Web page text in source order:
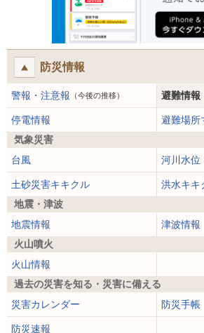
防災情報
警報・注意報 （今後の推移） 避難情報
停電情報
避難場所
気象災害
台風
河川水位
土砂災害キキクル
洪水キキ
地震・津波
地震情報
津波情報
火山噴火
火山情報
過去の災害を知る・災害に備える
災害カレンダー
防災手帳
防災速報